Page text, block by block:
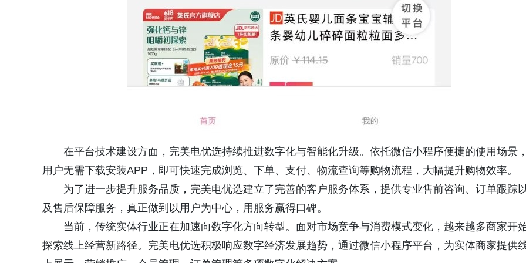
在平台技术建设方面，完美电优选持续推进数字化与智能化升级。依托微信小程序便捷的使用场景，
用户无需下载安装APP，即可快速完成浏览、下单、支付、物流查询等购物流程，大幅提升购物效率。
为了进一步提升服务品质，完美电优选建立了完善的客户服务体系，提供专业售前咨询、订单跟踪
及售后保障服务，真正做到以用户为中心，用服务赢得口碑。
当前，传统实体行业正在加速向数字化方向转型。面对市场竞争与消费模式变化，越来越多商家开
探索线上经营新路径。完美电优选积极响应数字经济发展趋势，通过微信小程序平台，为实体商家提供